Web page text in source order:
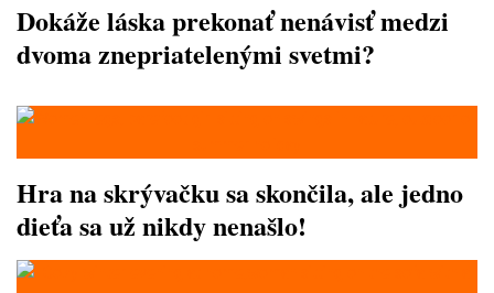
Dokáže láska prekonať nenávisť medzi
dvoma znepriatelenými svetmi?
Hra na skrývačku sa skončila, ale jedno
dieťa sa už nikdy nenašlo!